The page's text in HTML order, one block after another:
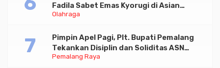
Olahraga
Fadila Sabet Emas Kyorugi di Asian
Taekwondo Indonesia Open 2026
Pemalang Raya
Pimpin Apel Pagi, Plt. Bupati Pemalang
Tekankan Disiplin dan Soliditas ASN
untuk Pelayanan Publik